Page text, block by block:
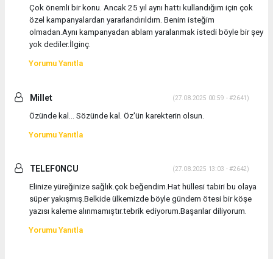
Çok önemli bir konu. Ancak 25 yıl aynı hattı kullandığım için çok
özel kampanyalardan yararlandırıldım. Benim isteğim
olmadan.Aynı kampanyadan ablam yaralanmak istedi böyle bir şey
yok dediler.İlginç.
Yorumu Yanıtla
Millet (27.08.2025 00:59 - #2641)
Özünde kal... Sözünde kal. Öz'ün karekterin olsun.
Yorumu Yanıtla
TELEFONCU (27.08.2025 13:03 - #2642)
Elinize yüreğinize sağlık.çok beğendim.Hat hüllesi tabiri bu olaya
süper yakışmış.Belkide ülkemizde böyle gündem ötesi bir köşe
yazısı kaleme alınmamıştır.tebrik ediyorum.Başarılar diliyorum.
Yorumu Yanıtla